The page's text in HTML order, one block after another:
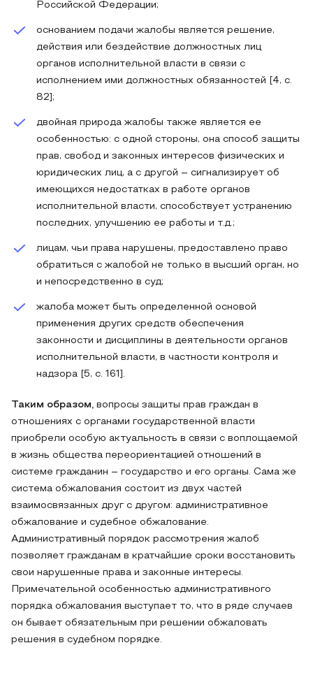
Российской Федерации;
основанием подачи жалобы является решение,
действия или бездействие должностных лиц
органов исполнительной власти в связи с
исполнением ими должностных обязанностей [4, c.
82];
двойная природа жалобы также является ее
особенностью: с одной стороны, она способ защиты
прав, свобод и законных интересов физических и
юридических лиц, а с другой – сигнализирует об
имеющихся недостатках в работе органов
исполнительной власти, способствует устранению
последних, улучшению ее работы и т.д.;
лицам, чьи права нарушены, предоставлено право
обратиться с жалобой не только в высший орган, но
и непосредственно в суд;
жалоба может быть определенной основой
применения других средств обеспечения
законности и дисциплины в деятельности органов
исполнительной власти, в частности контроля и
надзора [5, c. 161].
Таким образом, вопросы защиты прав граждан в
отношениях с органами государственной власти
приобрели особую актуальность в связи с воплощаемой
в жизнь общества переориентацией отношений в
системе гражданин – государство и его органы. Сама же
система обжалования состоит из двух частей
взаимосвязанных друг с другом: административное
обжалование и судебное обжалование.
Административный порядок рассмотрения жалоб
позволяет гражданам в кратчайшие сроки восстановить
свои нарушенные права и законные интересы.
Примечательной особенностью административного
порядка обжалования выступает то, что в ряде случаев
он бывает обязательным при решении обжаловать
решения в судебном порядке.